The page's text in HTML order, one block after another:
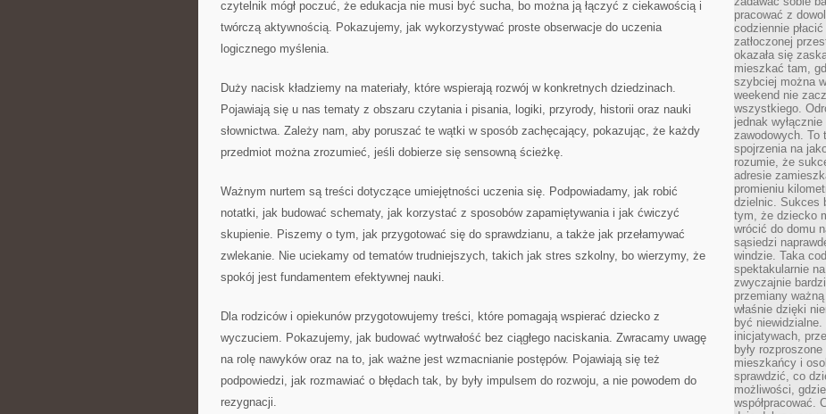
czytelnik mógł poczuć, że edukacja nie musi być sucha, bo można ją łączyć z ciekawością i
twórczą aktywnością. Pokazujemy, jak wykorzystywać proste obserwacje do uczenia
logicznego myślenia.
Duży nacisk kładziemy na materiały, które wspierają rozwój w konkretnych dziedzinach.
Pojawiają się u nas tematy z obszaru czytania i pisania, logiki, przyrody, historii oraz nauki
słownictwa. Zależy nam, aby poruszać te wątki w sposób zachęcający, pokazując, że każdy
przedmiot można zrozumieć, jeśli dobierze się sensowną ścieżkę.
Ważnym nurtem są treści dotyczące umiejętności uczenia się. Podpowiadamy, jak robić
notatki, jak budować schematy, jak korzystać z sposobów zapamiętywania i jak ćwiczyć
skupienie. Piszemy o tym, jak przygotować się do sprawdzianu, a także jak przełamywać
zwlekanie. Nie uciekamy od tematów trudniejszych, takich jak stres szkolny, bo wierzymy, że
spokój jest fundamentem efektywnej nauki.
Dla rodziców i opiekunów przygotowujemy treści, które pomagają wspierać dziecko z
wyczuciem. Pokazujemy, jak budować wytrwałość bez ciągłego naciskania. Zwracamy uwagę
na rolę nawyków oraz na to, jak ważne jest wzmacnianie postępów. Pojawiają się też
podpowiedzi, jak rozmawiać o błędach tak, by były impulsem do rozwoju, a nie powodem do
rezygnacji.
pracować z
codziennie
zatłoczonej
okazała się
mieszkać tam,
szybciej można
weekend nie
wszystkiego.
jednak
zawodowych. To
spojrzenia na
rozumie, że
adresie
promieniu
dzielnic. Sukces
tym, że dziecko
wrócić do domu
sąsiedzi
windzie. Taka
spektakularnie
zwyczajnie
przemiany
właśnie dzięki
być
inicjatywach,
były
mieszkańcy i
sprawdzić, co
możliwości,
współpracować.